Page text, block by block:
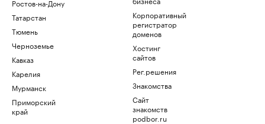
Ростов-на-Дону
Татарстан
Тюмень
Черноземье
Кавказ
Карелия
Мурманск
Приморский
край
Корпоративный
регистратор
доменов
Хостинг
сайтов
Рег.решения
Знакомства
Сайт
знакомств
podbor.ru